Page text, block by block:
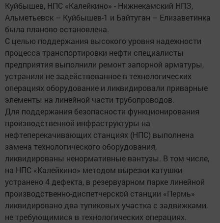
Куйбышев, НПС «Калейкино» - Нижнекамский НПЗ,
Альметьевск – Куйбышев-1 и Байтуган – Елизаветинка
была планово остановлена.
С целью поддержания высокого уровня надежности
процесса транспортировки нефти специалисты
предприятия выполнили ремонт запорной арматуры,
устранили не задействованное в технологических
операциях оборудование и ликвидировали приварные
элементы на линейной части трубопроводов.
Для поддержания безопасности функционирования
производственной инфраструктуры на
нефтеперекачивающих станциях (НПС) выполнена
замена технологического оборудования,
ликвидированы ненормативные вантузы. В том числе,
на НПС «Калейкино» методом вырезки катушки
устранено 4 дефекта, в резервуарном парке линейной
производственно-диспетчерской станции «Пермь»
ликвидировано два тупиковых участка с задвижками,
не требующимися в технологических операциях.